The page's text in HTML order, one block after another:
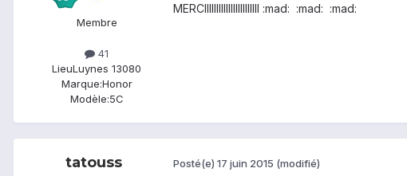
Membre
41
LieuLuynes 13080
Marque:Honor
Modèle:5C
MERCIIIIIIIIIIIIIIIIIIIIIII :mad: :mad: :mad:
tatouss Posté(e) 17 juin 2015 (modifié)